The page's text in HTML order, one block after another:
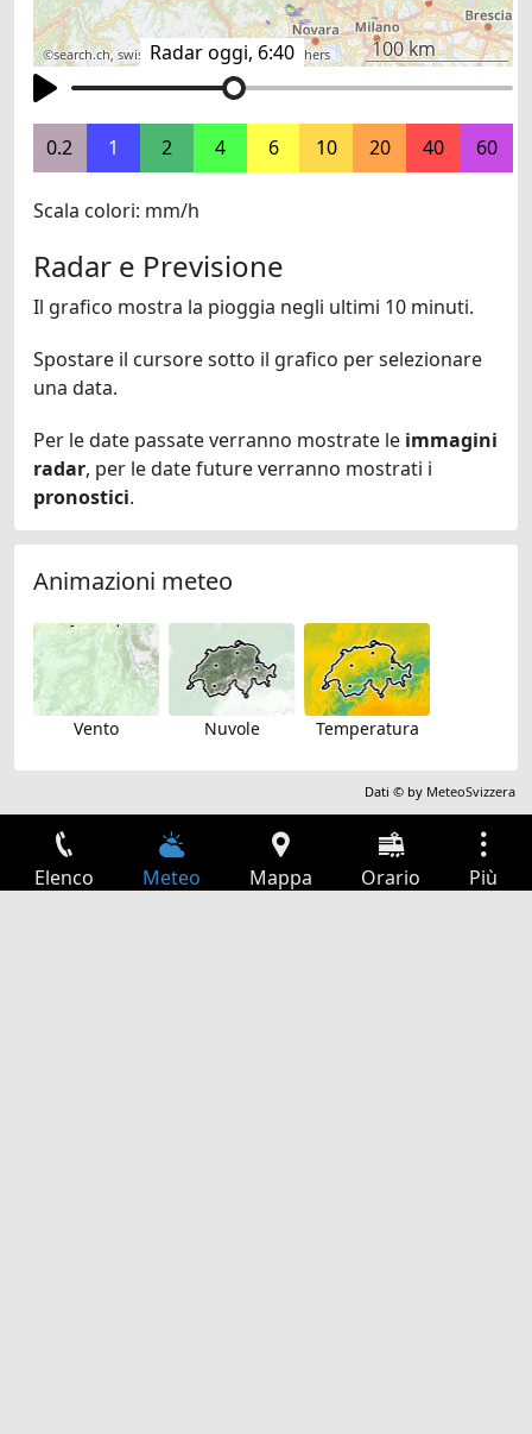
Radar oggi, 6:40
©search.ch,swisstopo,OpenStreetMap,others 100 km
0.2 1 2 4 6 10 20 40 60
Scala colori: mm/h
Radar e Previsione
Il grafico mostra la pioggia negli ultimi 10 minuti.
Spostare il cursore sotto il grafico per selezionare
una data.
Per le date passate verranno mostrate le immagini
radar, per le date future verranno mostrati i
pronostici.
Animazioni meteo
Vento Nuvole Temperatura
Dati © by MeteoSvizzera
Elenco Meteo Mappa Orario Più